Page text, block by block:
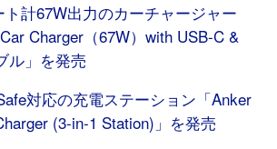
計67W出力のカーチャージャー
Car Charger（67W）with USB-C &
ル」を発売
対応の充電ステーション「Anker
(3-in-1 Station)」を発売